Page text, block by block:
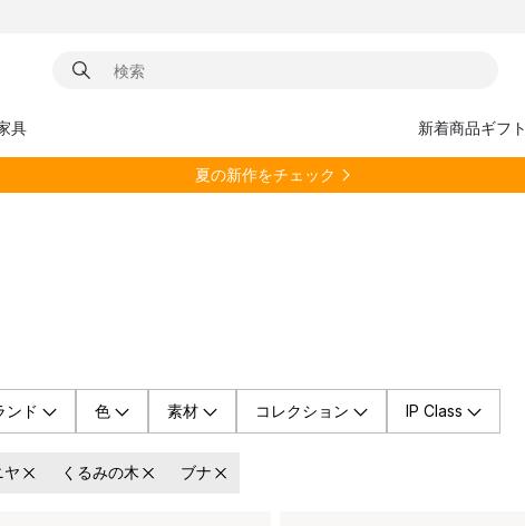
具 新着商品ギフ
夏の新作をチェック
ンド 色 素材 コレクション IP Class
ヤ くるみの木 ブナ